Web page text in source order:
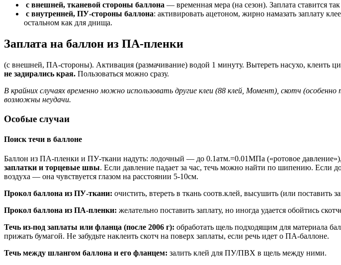
с внешней, тканевой стороны баллона — временная мера (на сезон). Заплата ставится
с внутренней, ПУ-стороны баллона: активировать ацетоном, жирно намазать заплату
остальном как для днища.
Заплата на баллон из ПА-пленки
(с внешней, ПА-стороны). Активация (размачивание) водой 1 минуту. Вытереть насухо, клеить
не задирались края. Пользоваться можно сразу.
В крайних случаях временно можно использовать другие клеи (88 клей, Момент), скотч
возможны неудачи.
Особые случаи
Поиск течи в баллоне
Баллон из ПА-пленки и ПУ-ткани надуть: лодочный — до 0.1атм.=0.01МПа («ротовое
заплатки и торцевые швы. Если давление падает за час, течь можно найти по шипению.
воздуха — она чувствуется глазом на расстоянии 5-10см.
Прокол баллона из ПУ-ткани: очистить, втереть в ткань соотв.клей, высушить (или поставить
Прокол баллона из ПА-пленки: желательно поставить заплату, но иногда удается обойтись
Течь из-под заплаты или фланца (после 2006 г): обработать щель подходящим для материала
прижать бумагой. Не забудьте наклеить скотч на поверх заплаты, если речь идет о ПА-баллоне.
Течь между шлангом баллона и его фланцем: залить клей для ПУ/ПВХ в щель между ними.